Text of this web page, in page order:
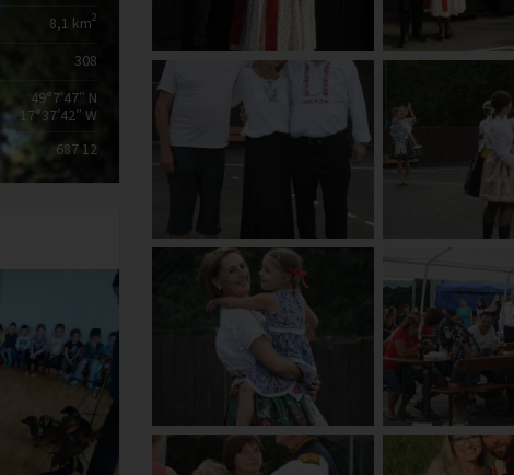
8,1 km2
308
49°7′47″ N
17°37′42″ W
687 12